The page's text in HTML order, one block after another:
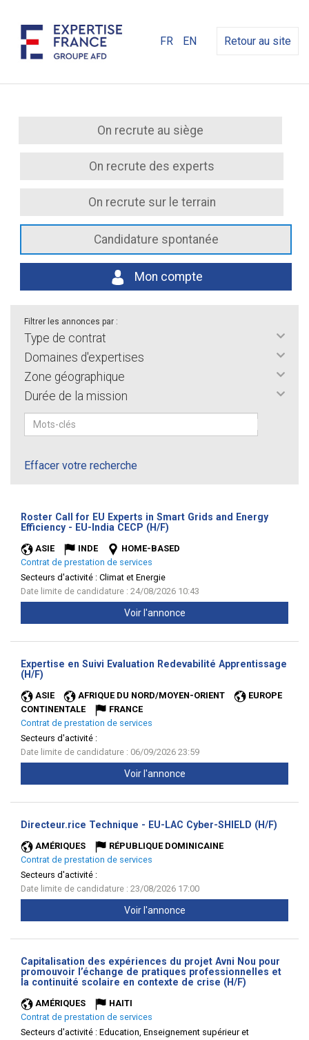
FR EN Retour au site
On recrute au siège
On recrute des experts
On recrute sur le terrain
Candidature spontanée
Mon compte
Filtrer les annonces par :
Type de contrat
Domaines d'expertises
Zone géographique
Durée de la mission
Effacer votre recherche
Roster Call for EU Experts in Smart Grids and Energy
Efficiency - EU-India CECP (H/F)
ASIE INDE
HOME-BASED
Contrat de prestation de services
Secteurs d'activité : Climat et Energie
Date limite de candidature : 24/08/2026 10:43
Voir l'annonce
Expertise en Suivi Evaluation Redevabilité Apprentissage
(H/F)
ASIE AFRIQUE DU NORD/MOYEN-ORIENT
EUROPE
CONTINENTALE
FRANCE
Contrat de prestation de services
Secteurs d'activité :
Date limite de candidature : 06/09/2026 23:59
Voir l'annonce
Directeur.rice Technique - EU-LAC Cyber-SHIELD (H/F)
AMÉRIQUES
RÉPUBLIQUE DOMINICAINE
Contrat de prestation de services
Secteurs d'activité :
Date limite de candidature : 23/08/2026 17:00
Voir l'annonce
Capitalisation des expériences du projet Avni Nou pour
promouvoir l’échange de pratiques professionnelles et
la continuité scolaire en contexte de crise (H/F)
AMÉRIQUES
HAITI
Contrat de prestation de services
Secteurs d'activité : Education, Enseignement supérieur et